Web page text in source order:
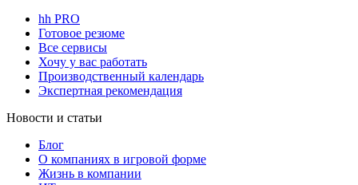
hh PRO
Готовое резюме
Все сервисы
Хочу у вас работать
Производственный календарь
Экспертная рекомендация
Новости и статьи
Блог
О компаниях в игровой форме
Жизнь в компании